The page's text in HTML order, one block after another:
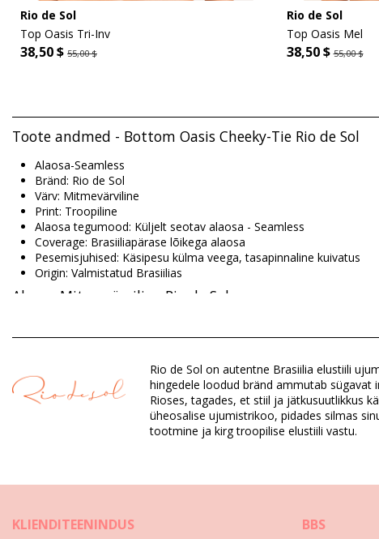
Rio de Sol
Top Oasis Tri-Inv
38,50 $ 55,00 $
Rio de Sol
Top Oasis Mel
38,50 $55,00 $
Toote andmed - Bottom Oasis Cheeky-Tie Rio de Sol
Alaosa-Seamless
Bränd: Rio de Sol
Värv: Mitmevärviline
Print: Troopiline
Alaosa tegumood: Küljelt seotav alaosa - Seamless
Coverage: Brasiiliapärase lõikega alaosa
Pesemisjuhised: Käsipesu külma veega, tasapinnaline kuivatus
Origin: Valmistatud Brasiilias
Alaosa Mitmevärviline Rio de Sol
Koostis: 84% Biodegradable Nylon (AMNI SOUL ECO), 16%
Vooder: 84% Biodegradable Nylon (AMNI SOUL ECO), 16%
UV Protection: UPF 50+
Osakond: Naistele, Alaosa
Paki sisu: 1 x Alaosa (Muid lisasid komplekt ei sisalda)
EAN: XS (7899810303806), S (7899810303813), M
Print ei ole täpne ja võib olenevalt lõikest varieeruda
Viimistletud fotod
Rio de Sol on autentne Brasiilia elustiili
hingedele loodud bränd ammutab sügavat
Rioses, tagades, et stiil ja jätkusuutlikkus
üheosalise ujumistrikoo, pidades silmas
tootmine ja kirg troopilise elustiili vastu.
KLIENDITEENINDUS BBS